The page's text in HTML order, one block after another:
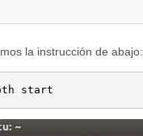
la instrucción de abajo:
start